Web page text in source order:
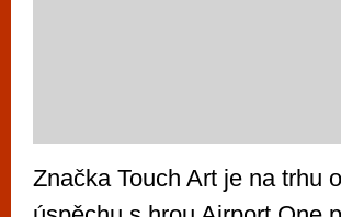
Značka Touch Art je na trhu